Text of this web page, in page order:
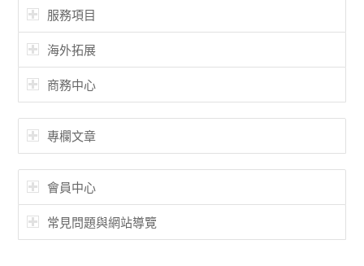
服務項目
海外拓展
商務中心
專欄文章
會員中心
常見問題與網站導覽